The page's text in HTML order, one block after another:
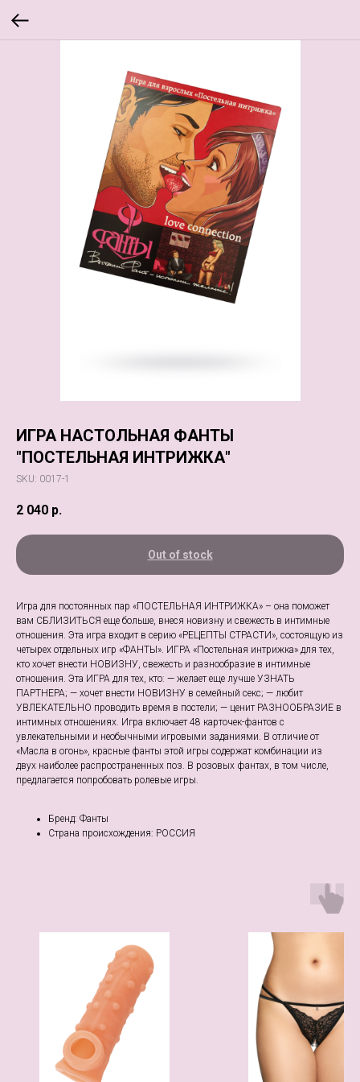
ИГРА НАСТОЛЬНАЯ ФАНТЫ
"ПОСТЕЛЬНАЯ ИНТРИЖКА"
SKU: 0017-1
2 040 р.
Out of stock
Игра для постоянных пар «ПОСТЕЛЬНАЯ ИНТРИЖКА» – она поможет
вам СБЛИЗИТЬСЯ еще больше, внеся новизну и свежесть в интимные
отношения. Эта игра входит в серию «РЕЦЕПТЫ СТРАСТИ», состоящую из
четырех отдельных игр «ФАНТЫ». ИГРА «Постельная интрижка» для тех,
кто хочет внести НОВИЗНУ, свежесть и разнообразие в интимные
отношения. Эта ИГРА для тех, кто: — желает еще лучше УЗНАТЬ
ПАРТНЕРА; — хочет внести НОВИЗНУ в семейный секс; — любит
УВЛЕКАТЕЛЬНО проводить время в постели; — ценит РАЗНООБРАЗИЕ в
интимных отношениях. Игра включает 48 карточек-фантов с
увлекательными и необычными игровыми заданиями. В отличие от
«Масла в огонь», красные фанты этой игры содержат комбинации из
двух наиболее распространенных поз. В розовых фантах, в том числе,
предлагается попробовать ролевые игры.
Бренд: Фанты
Страна происхождения: РОССИЯ